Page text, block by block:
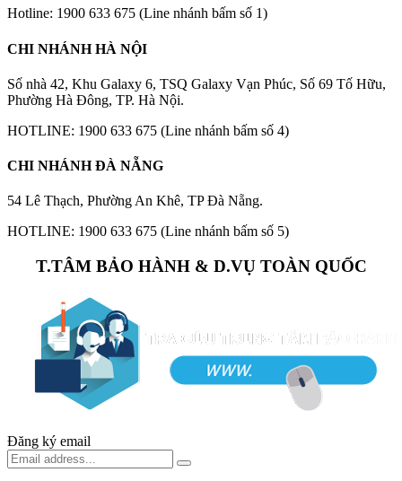
Hotline: 1900 633 675 (Line nhánh bấm số 1)
CHI NHÁNH HÀ NỘI
Số nhà 42, Khu Galaxy 6, TSQ Galaxy Vạn Phúc, Số 69 Tố Hữu,
Phường Hà Đông, TP. Hà Nội.
HOTLINE: 1900 633 675 (Line nhánh bấm số 4)
CHI NHÁNH ĐÀ NẴNG
54 Lê Thạch, Phường An Khê, TP Đà Nẵng.
HOTLINE: 1900 633 675 (Line nhánh bấm số 5)
T.TÂM BẢO HÀNH & D.VỤ TOÀN QUỐC
Đăng ký email